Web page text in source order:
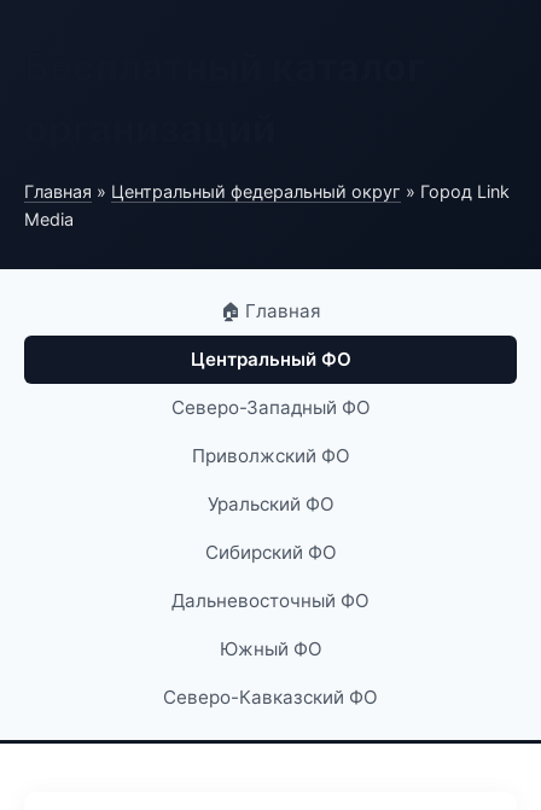
Главная » Центральный федеральный округ » Город Link
Media
🏠 Главная
Центральный ФО
Северо-Западный ФО
Приволжский ФО
Уральский ФО
Сибирский ФО
Дальневосточный ФО
Южный ФО
Северо-Кавказский ФО